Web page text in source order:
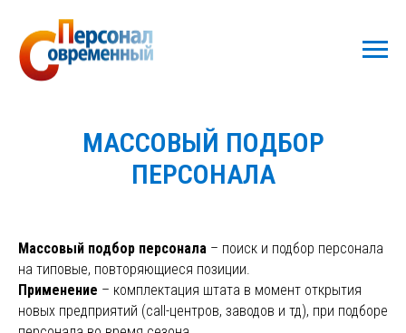
МАССОВЫЙ ПОДБОР
ПЕРСОНАЛА
Массовый подбор персонала – поиск и подбор персонала
на типовые, повторяющиеся позиции.
Применение – комплектация штата в момент открытия
новых предприятий (call-центров, заводов и тд), при подборе